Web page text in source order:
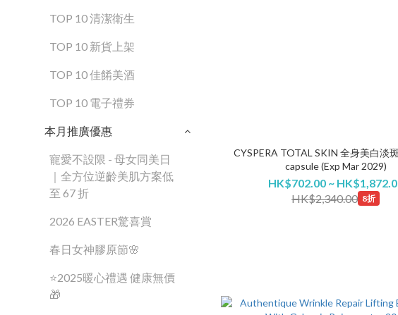
TOP 10 清潔衛生
TOP 10 新貨上架
TOP 10 佳餚美酒
TOP 10 電子禮券
本月推廣優惠
寵愛不設限 - 母女同美日
｜全方位逆齡美肌方案低
至 67 折
2026 EASTER驚喜賞
春日女神膠原節🌸
⭐2025暖心禮遇 健康無價
🎁
CYSPERA TOTAL SKIN 全身美白淡
capsule (Exp Mar 2029)
HK$702.00 ~
HK$2,340.00 8折